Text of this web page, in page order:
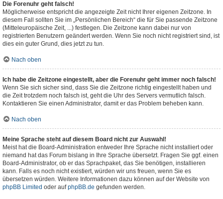
Die Forenuhr geht falsch!
Möglicherweise entspricht die angezeigte Zeit nicht Ihrer eigenen Zeitzone. In
diesem Fall sollten Sie im „Persönlichen Bereich“ die für Sie passende Zeitzone
(Mitteleuropäische Zeit, ...) festlegen. Die Zeitzone kann dabei nur von
registrierten Benutzern geändert werden. Wenn Sie noch nicht registriert sind, ist
dies ein guter Grund, dies jetzt zu tun.
Nach oben
Ich habe die Zeitzone eingestellt, aber die Forenuhr geht immer noch falsch!
Wenn Sie sich sicher sind, dass Sie die Zeitzone richtig eingestellt haben und
die Zeit trotzdem noch falsch ist, geht die Uhr des Servers vermutlich falsch.
Kontaktieren Sie einen Administrator, damit er das Problem beheben kann.
Nach oben
Meine Sprache steht auf diesem Board nicht zur Auswahl!
Meist hat die Board-Administration entweder Ihre Sprache nicht installiert oder
niemand hat das Forum bislang in Ihre Sprache übersetzt. Fragen Sie ggf. einen
Board-Administrator, ob er das Sprachpaket, das Sie benötigen, installieren
kann. Falls es noch nicht existiert, würden wir uns freuen, wenn Sie es
übersetzen würden. Weitere Informationen dazu können auf der Website von
phpBB Limited oder aufphpBB.de gefunden werden.